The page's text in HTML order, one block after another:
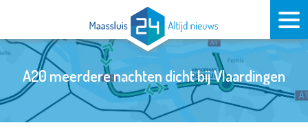
A20 meerdere nachten dicht bij Vlaardingen